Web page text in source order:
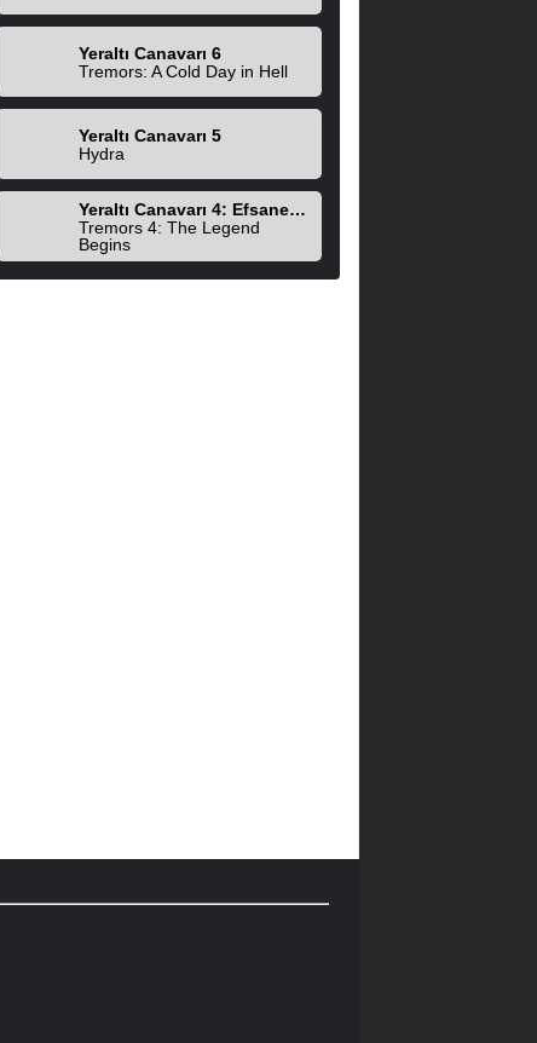
Yeraltı Canavarı 6
Tremors: A Cold Day in Hell
Yeraltı Canavarı 5
Hydra
Yeraltı Canavarı 4: Efsane Başlıyor
Tremors 4: The Legend
Begins